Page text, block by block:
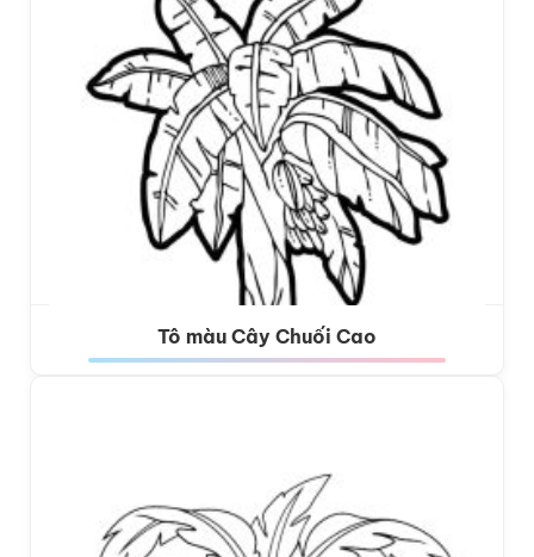
Tô màu Cây Chuối Cao